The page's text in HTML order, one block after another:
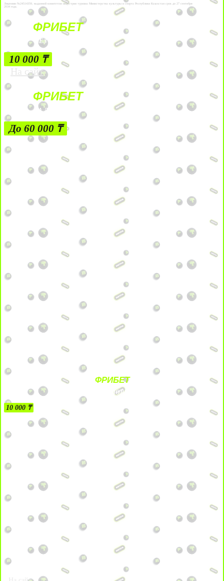
Лицензии №24514359, выданной комитетом индустрии туризма Министерства культуры и спорта Республики Казахстан срок до 27 сентября
2034 года.
ФРИБЕТ
БЕЗ УСЛОВИЙ
10 000 ₸
На сайт
ФРИБЕТ
ЗА ДЕПОЗИТЫ
До 60 000 ₸
ФРИБЕТ
БЕЗ УСЛОВИЙ
10 000 ₸